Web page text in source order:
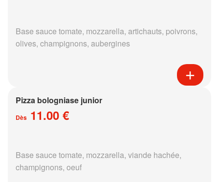
Base sauce tomate, mozzarella, artichauts, poivrons,
olives, champignons, aubergines
Pizza bologniase junior
Dès 11.00 €
Base sauce tomate, mozzarella, viande hachée,
champignons, oeuf